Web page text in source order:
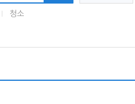
청소